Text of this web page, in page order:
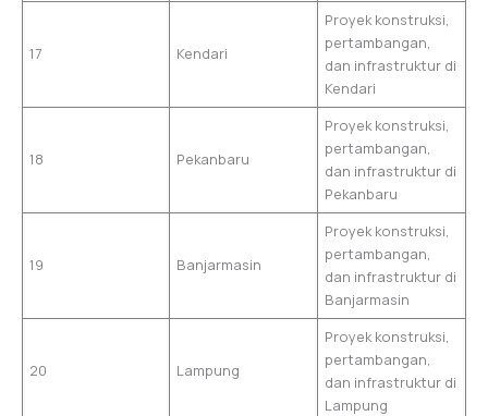
17 Kendari
Proyek konstruksi,
pertambangan,
dan infrastruktur di
Kendari
18 Pekanbaru
Proyek konstruksi,
pertambangan,
dan infrastruktur di
Pekanbaru
19 Banjarmasin
Proyek konstruksi,
pertambangan,
dan infrastruktur di
Banjarmasin
20 Lampung
Proyek konstruksi,
pertambangan,
dan infrastruktur di
Lampung